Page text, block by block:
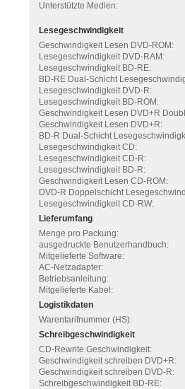
Unterstützte Medien:
Lesegeschwindigkeit
Geschwindigkeit Lesen DVD-ROM:
Lesegeschwindigkeit DVD-RAM:
Lesegeschwindigkeit BD-RE:
BD-RE Dual-Schicht
Lesegeschwindigkeit DVD-R:
Lesegeschwindigkeit BD-ROM:
Geschwindigkeit Lesen DVD+R
Geschwindigkeit Lesen DVD+R:
BD-R Dual-Schicht
Lesegeschwindigkeit CD:
Lesegeschwindigkeit CD-R:
Lesegeschwindigkeit BD-R:
Geschwindigkeit Lesen CD-ROM:
DVD-R Doppelschicht
Lesegeschwindigkeit CD-RW:
Lieferumfang
Menge pro Packung:
ausgedruckte Benutzerhandbuch:
Mitgelieferte Software:
AC-Netzadapter:
Betriebsanleitung:
Mitgelieferte Kabel:
Logistikdaten
Warentarifnummer (HS):
Schreibgeschwindigkeit
CD-Rewrite Geschwindigkeit:
Geschwindigkeit schreiben DVD+R:
Geschwindigkeit schreiben DVD-R:
Schreibgeschwindigkeit BD-RE: